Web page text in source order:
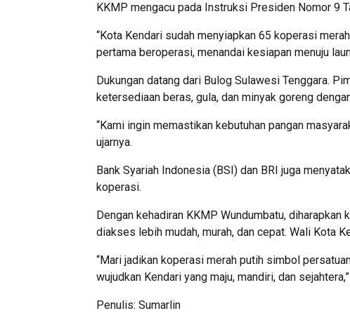
KKMP mengacu pada Instruksi Presiden Nomor 9
“Kota Kendari sudah menyiapkan 65 koperasi
pertama beroperasi, menandai kesiapan menuju
Dukungan datang dari Bulog Sulawesi Tenggara.
ketersediaan beras, gula, dan minyak goreng
“Kami ingin memastikan kebutuhan pangan
ujarnya.
Bank Syariah Indonesia (BSI) dan BRI juga
koperasi.
Dengan kehadiran KKMP Wundumbatu,
diakses lebih mudah, murah, dan cepat. Wali Kota
“Mari jadikan koperasi merah putih simbol
wujudkan Kendari yang maju, mandiri, dan
Penulis: Sumarlin